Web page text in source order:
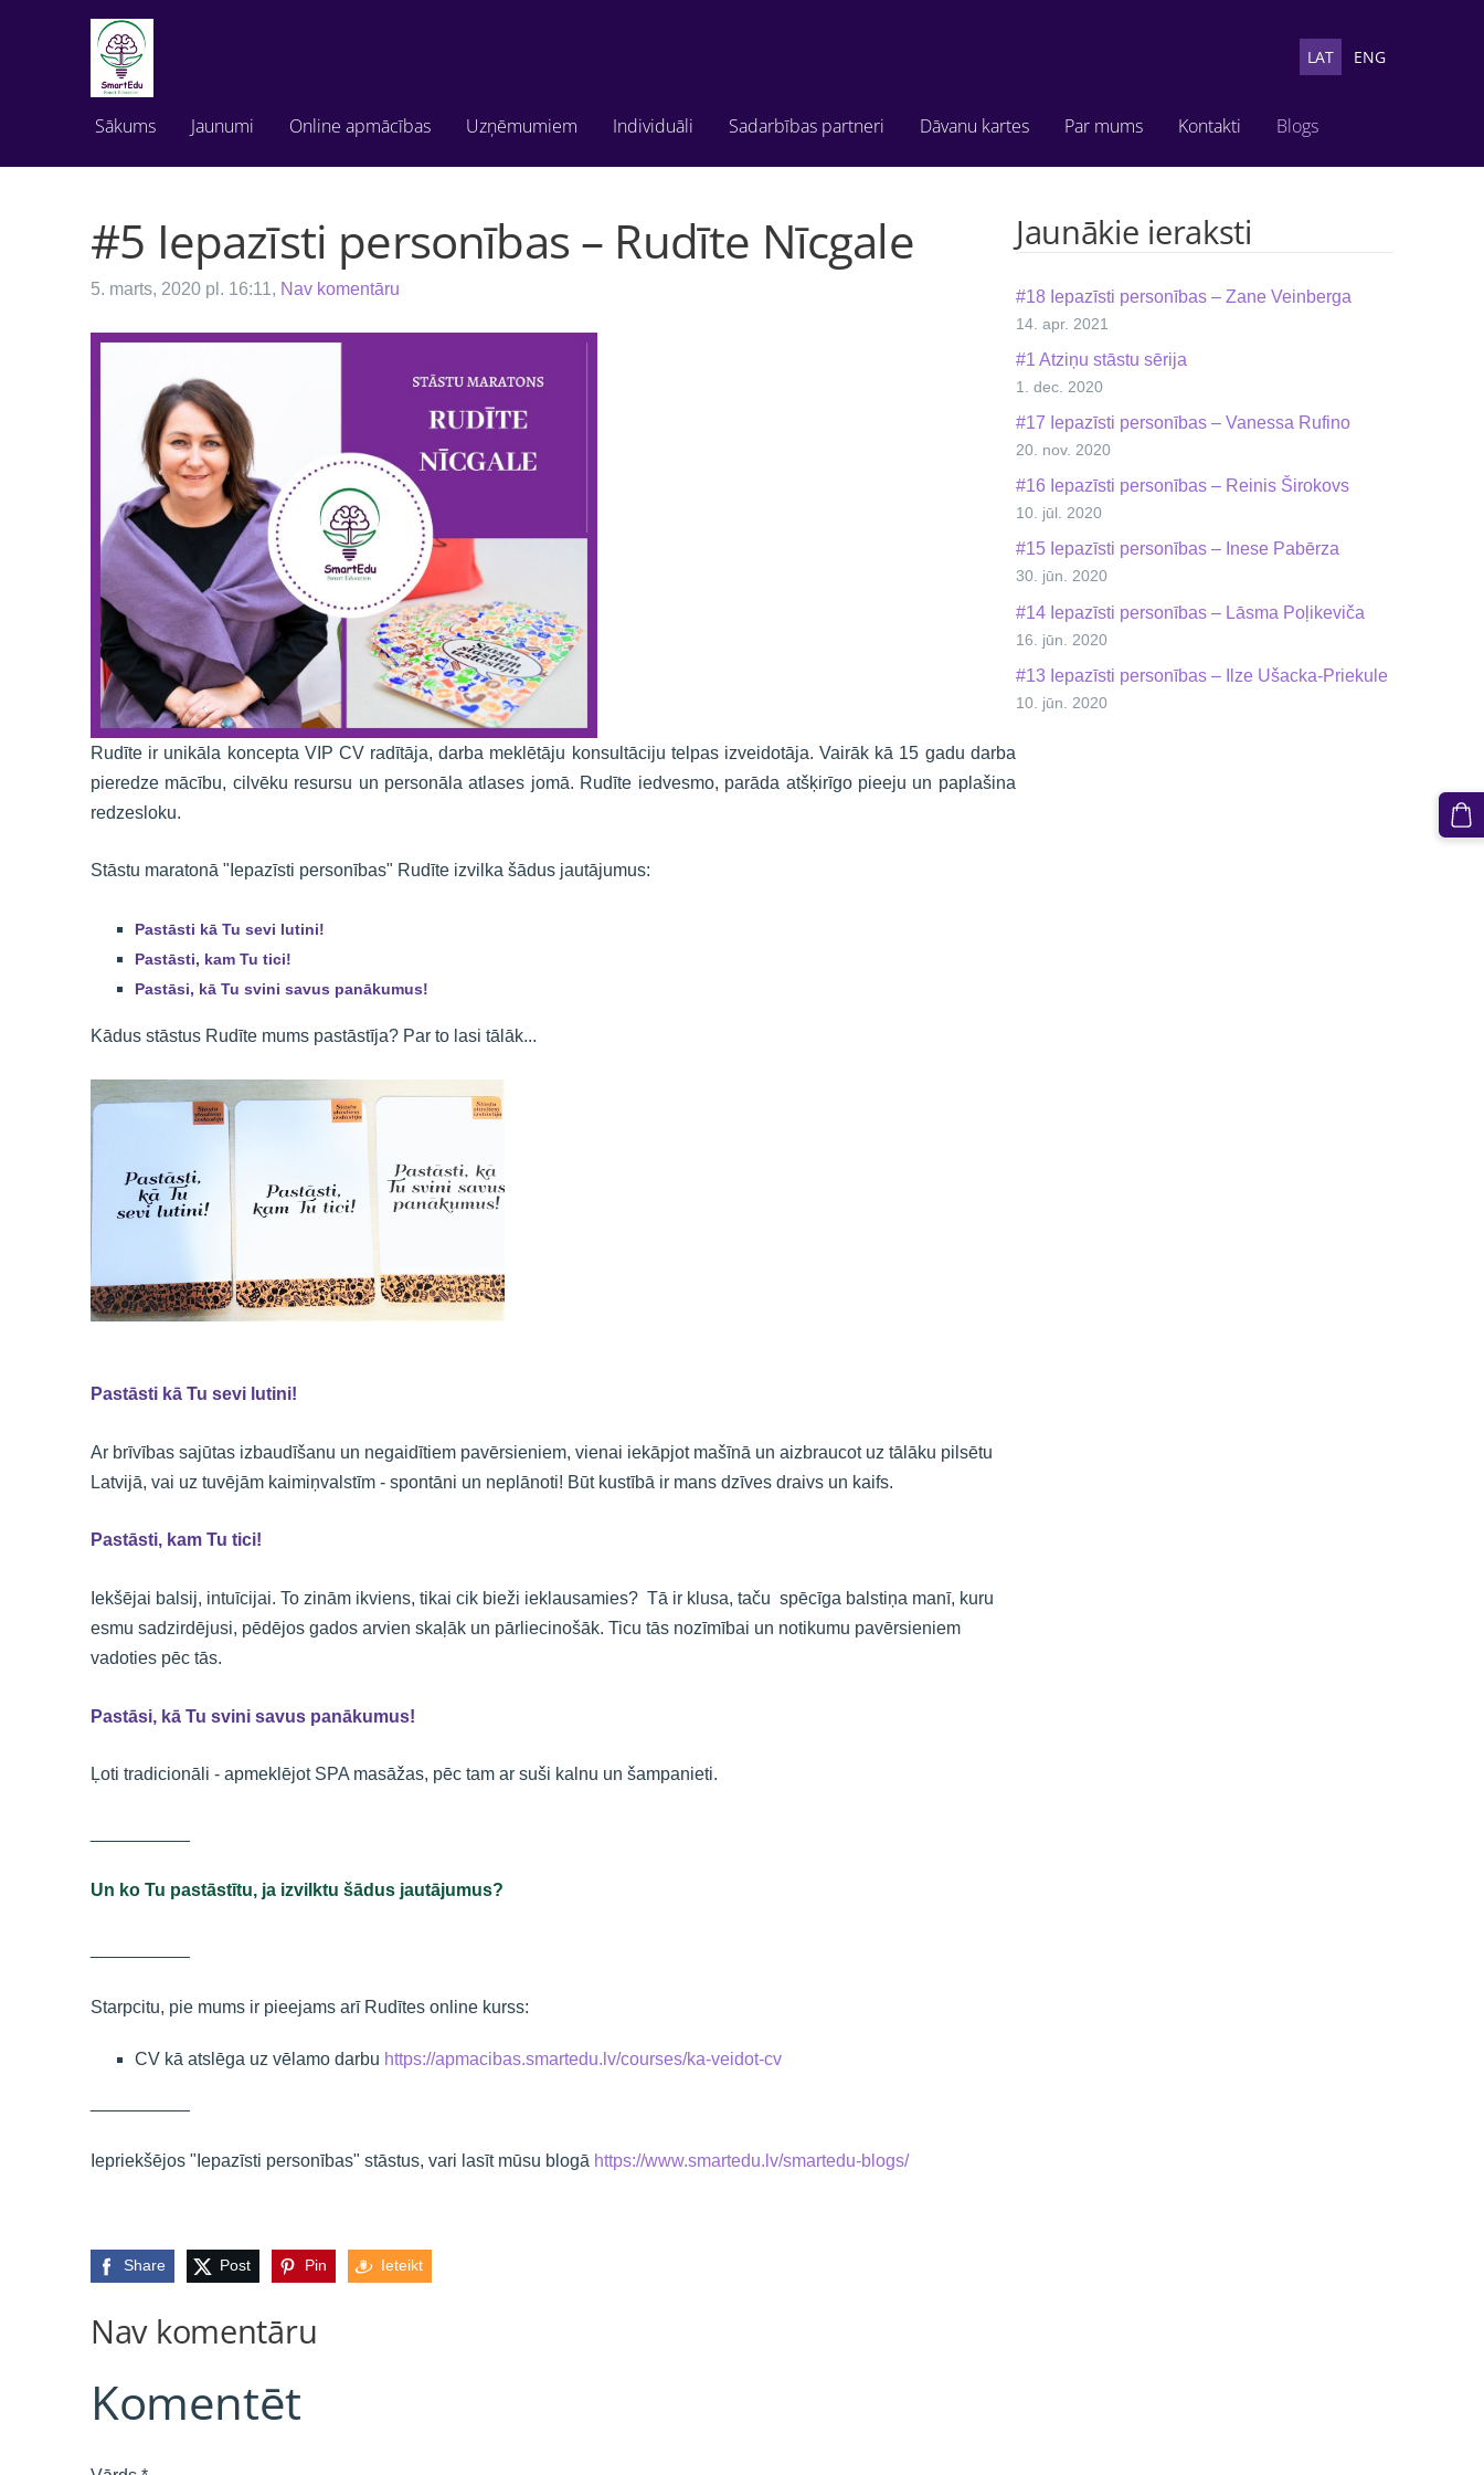
Sākums Jaunumi Online apmācības Uzņēmumiem Individuāli Sadarbības partneri Dāvanu kartes Par mums Kontakti Blogs
LAT ENG
Jaunākie ieraksti
#18 Iepazīsti personības – Zane Veinberga
14. apr. 2021
#1 Atziņu stāstu sērija
1. dec. 2020
#17 Iepazīsti personības – Vanessa Rufino
20. nov. 2020
#16 Iepazīsti personības – Reinis Širokovs
10. jūl. 2020
#15 Iepazīsti personības – Inese Pabērza
30. jūn. 2020
#14 Iepazīsti personības – Lāsma Poļikeviča
16. jūn. 2020
#13 Iepazīsti personības – Ilze Ušacka-Priekule
10. jūn. 2020
#5 Iepazīsti personības – Rudīte Nīcgale
5. marts, 2020 pl. 16:11, Nav komentāru
Rudīte ir unikāla koncepta VIP CV radītāja, darba meklētāju konsultāciju telpas izveidotāja. Vairāk kā 15 gadu darba
pieredze mācību, cilvēku resursu un personāla atlases jomā. Rudīte iedvesmo, parāda atšķirīgo pieeju un paplašina
redzesloku.
Stāstu maratonā "Iepazīsti personības" Rudīte izvilka šādus jautājumus:
Pastāsti kā Tu sevi lutini!
Pastāsti, kam Tu tici!
Pastāsi, kā Tu svini savus panākumus!
Kādus stāstus Rudīte mums pastāstīja? Par to lasi tālāk...
Pastāsti kā Tu sevi lutini!
Ar brīvības sajūtas izbaudīšanu un negaidītiem pavērsieniem, vienai iekāpjot mašīnā un aizbraucot uz tālāku pilsētu
Latvijā, vai uz tuvējām kaimiņvalstīm - spontāni un neplānoti! Būt kustībā ir mans dzīves draivs un kaifs.
Pastāsti, kam Tu tici!
Iekšējai balsij, intuīcijai. To zinām ikviens, tikai cik bieži ieklausamies? Tā ir klusa, taču spēcīga balstiņa manī, kuru
esmu sadzirdējusi, pēdējos gados arvien skaļāk un pārliecinošāk. Ticu tās nozīmībai un notikumu pavērsieniem
vadoties pēc tās.
Pastāsi, kā Tu svini savus panākumus!
Ļoti tradicionāli - apmeklējot SPA masāžas, pēc tam ar suši kalnu un šampanieti.
Un ko Tu pastāstītu, ja izvilktu šādus jautājumus?
Starpcitu, pie mums ir pieejams arī Rudītes online kurss:
CV kā atslēga uz vēlamo darbu https://apmacibas.smartedu.lv/courses/ka-veidot-cv
Iepriekšējos "Iepazīsti personības" stāstus, vari lasīt mūsu blogā https://www.smartedu.lv/smartedu-blogs/
Share Post Pin Ieteikt
Nav komentāru
Komentēt